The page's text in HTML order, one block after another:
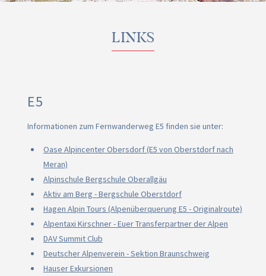
LINKS
E5
Informationen zum Fernwanderweg E5 finden sie unter:
Oase Alpincenter Obersdorf (E5 von Oberstdorf nach
Meran)
Alpinschule Bergschule Oberallgäu
Aktiv am Berg - Bergschule Oberstdorf
Hagen Alpin Tours (Alpenüberquerung E5 - Originalroute)
Alpentaxi Kirschner - Euer Transferpartner der Alpen
DAV Summit Club
Deutscher Alpenverein - Sektion Braunschweig
Hauser Exkursionen